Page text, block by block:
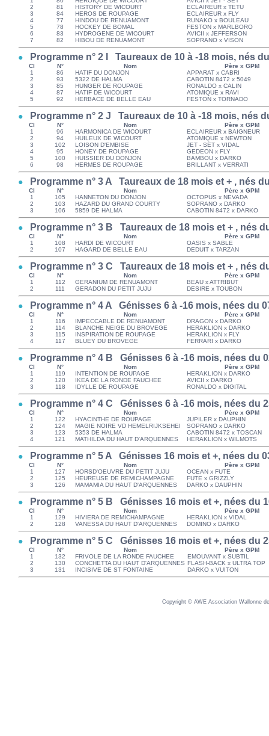
2
81 HISTORY DE WICOURT
ECLAIREUR x TETU
3
84 HEROS DE ROUPAGE
ECLAIREUR x FLY
4
77 HINDOU DE RENUAMONT
RUNAKO x BOULEAU
5
78 HOCKEY DE BOMAL
FESTON x MARLBORO
6
83 HYDROGENE DE WICOURT
AVICII x JEFFERSON
7
82 HIBOU DE RENUAMONT SOPRANO x VISON
Programme n° 2 I Taureaux de 10 à -18 mois, nés
Cl N° Nom
Père x GPM
1
86 HATIF DU DONJON
APPARAT x CABRI
2
93 5322 DE HALMA
CABOTIN 8472 x 5049
3
85 HUNGER DE ROUPAGE
RONALDO x CALIN
4
87 HATIF DE WICOURT
ATOMIQUE x RAVI
5
92 HERBACE DE BELLE EAU FESTON x TORNADO
Programme n° 2 J Taureaux de 10 à -18 mois, nés
Cl N° Nom
Père x GPM
1
96 HARMONICA DE WICOURT
ECLAIREUR x BAIGNEUR
2
94 HUILEUX DE WICOURT
ATOMIQUE x NEWTON
3
102 LOISON D'EMBISE
JET - SET x VIDAL
4
95 HONEY DE ROUPAGE
GEDEON x FLY
5
100 HUISSIER DU DONJON
BAMBOU x DARKO
6
98 HERMES DE ROUPAGE BRILLANT x VERRATI
Programme n° 3 A Taureaux de 18 mois et + , nés
Cl N° Nom
Père x GPM
1
105 HANNETON DU DONJON
OCTOPUS x NEVADA
2
103 HAZARD DU GRAND COURTY
SOPRANO x DARKO
3
106 5859 DE HALMA CABOTIN 8472 x DARKO
Programme n° 3 B Taureaux de 18 mois et + , nés
Cl N° Nom
Père x GPM
1
108 HARDI DE WICOURT
OASIS x SABLE
2
107 HAGARD DE BELLE EAU DEDUIT x TARZAN
Programme n° 3 C Taureaux de 18 mois et + , nés
Cl N° Nom
Père x GPM
1
112 GERANIUM DE RENUAMONT
BEAU x ATTRIBUT
2
111 GERADON DU PETIT JUJU DESIRE x TOUBON
Programme n° 4 A Génisses 6 à -16 mois, nées du
Cl N° Nom
Père x GPM
1
116 IMPECCABLE DE RENUAMONT
DRAGON x DARKO
2
114 BLANCHE NEIGE DU BROVEGE
HERAKLION x DARKO
3
115 INSPIRATION DE ROUPAGE
HERAKLION x FLY
4
117 BLUEY DU BROVEGE FERRARI x DARKO
Programme n° 4 B Génisses 6 à -16 mois, nées du
Cl N° Nom
Père x GPM
1
119 INTENTION DE ROUPAGE
HERAKLION x DARKO
2
120 IKEA DE LA RONDE FAUCHEE
AVICII x DARKO
3
118 IDYLLE DE ROUPAGE RONALDO x DIGITAL
Programme n° 4 C Génisses 6 à -16 mois, nées du
Cl N° Nom
Père x GPM
1
122 HYACINTHE DE ROUPAGE
JUPILER x DAUPHIN
2
124 MAGIE NOIRE VD HEMELRIJKSEHEI
SOPRANO x DARKO
3
123 5353 DE HALMA
CABOTIN 8472 x TOSCAN
4
121 MATHILDA DU HAUT D'ARQUENNES HERAKLION x WILMOTS
Programme n° 5 A Génisses 16 mois et +, nées du
Cl N° Nom
Père x GPM
1
127 HORSD'OEUVRE DU PETIT JUJU
OCEAN x FUTE
2
125 HEUREUSE DE REMICHAMPAGNE
FUTE x GRIZZLY
3
126 MAMAMIA DU HAUT D'ARQUENNES DARKO x DAUPHIN
Programme n° 5 B Génisses 16 mois et +, nées du
Cl N° Nom
Père x GPM
1
129 HIVIERA DE REMICHAMPAGNE
HERAKLION x VIDAL
2
128 VANESSA DU HAUT D'ARQUENNES DOMINO x DARKO
Programme n° 5 C Génisses 16 mois et +, nées du
Cl N° Nom
Père x GPM
1
132 FRIVOLE DE LA RONDE FAUCHEE
EMOUVANT x SUBTIL
2
130 CONCHETTA DU HAUT D'ARQUENNES FLASH-BACK x ULTRA TOP
3
131 INCISIVE DE ST FONTAINE DARKO x VUITON
Copyright © AWE Association Wallonne